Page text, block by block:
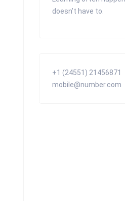
doesn’t have to.
+1 (24551) 21456871
mobile@number.com